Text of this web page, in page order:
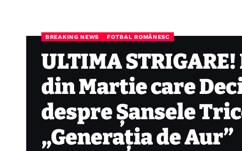
BREAKING NEWS FOTBAL ROMÂNESC
ULTIMA
din Martie care
despre Șansele
„Generația de Aur”